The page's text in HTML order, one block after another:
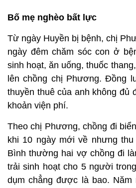
Bố mẹ nghèo bất lực
Từ ngày Huyền bị bệnh, chị
ngày đêm chăm sóc con ở
sinh hoạt, ăn uống, thuốc
lên chồng chị Phương. Đồng
thuyền thuê của anh không đủ
khoản viện phí.
Theo chị Phương, chồng đi
khi 10 ngày mới về nhưng
Bình thường hai vợ chồng đi
trải sinh hoạt cho 5 người
dụm chẳng được là bao. Năm